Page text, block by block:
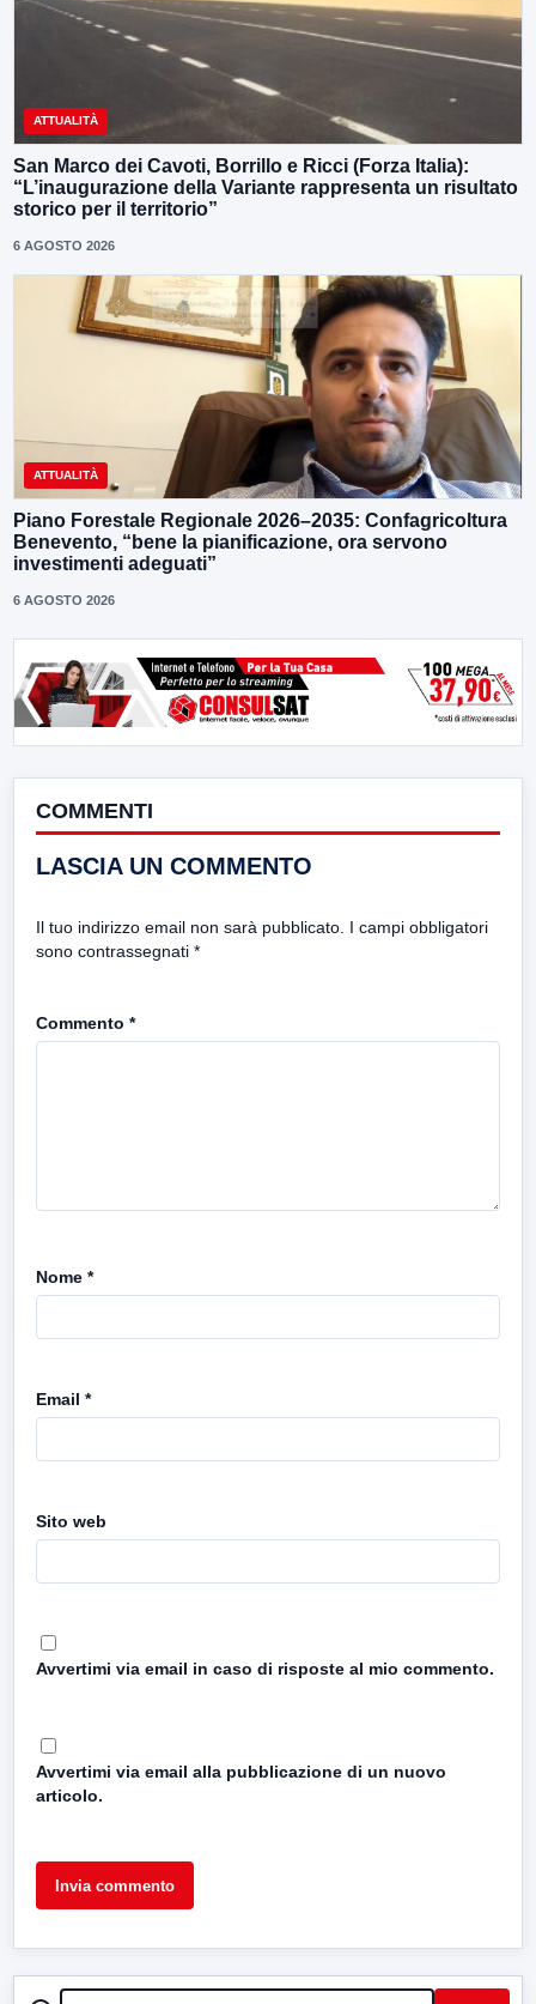
ATTUALITÀ
San Marco dei Cavoti, Borrillo e Ricci (Forza Italia):
“L’inaugurazione della Variante rappresenta un risultato
storico per il territorio”
6 AGOSTO 2026
ATTUALITÀ
Piano Forestale Regionale 2026–2035: Confagricoltura
Benevento, “bene la pianificazione, ora servono
investimenti adeguati”
6 AGOSTO 2026
COMMENTI
LASCIA UN COMMENTO
Il tuo indirizzo email non sarà pubblicato. I campi obbligatori
sono contrassegnati *
Commento *
Nome *
Email *
Sito web
Avvertimi via email in caso di risposte al mio commento.
Avvertimi via email alla pubblicazione di un nuovo
articolo.